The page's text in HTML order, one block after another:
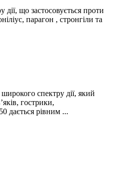
що застосовується проти
парагон , стронгіли та
спектру дії, який
гострики,
дається рівним ...